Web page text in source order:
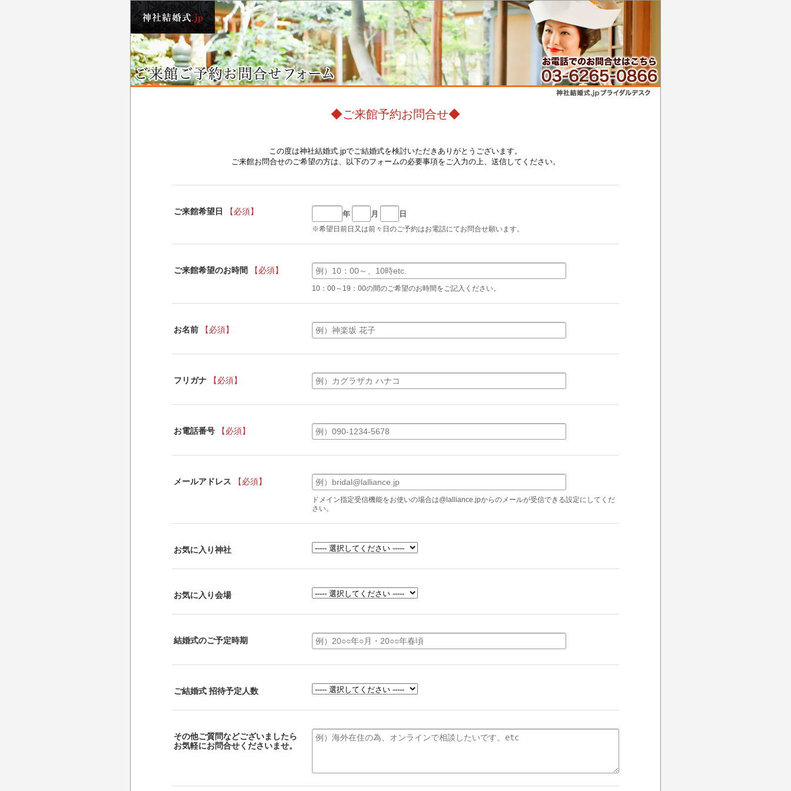
◆ご来館予約お問合せ◆
この度は神社結婚式.jpでご結婚式を検討いただきありがとうございます。
ご来館お問合せのご希望の方は、以下のフォームの必要事項をご入力の上、送信してください。
ご来館希望日 【必須】 年 月 日
※希望日前日又は前々日のご予約はお電話にてお問合せ願います。
ご来館希望のお時間 【必須】
10：00～19：00の間のご希望のお時間をご記入ください。
お名前 【必須】
フリガナ 【必須】
お電話番号 【必須】
メールアドレス 【必須】
ドメイン指定受信機能をお使いの場合は@lalliance.jpからのメールが受信できる設定にしてくだ
さい。
お気に入り神社
お気に入り会場
結婚式のご予定時期
ご結婚式 招待予定人数
その他ご質問などございましたら
お気軽にお問合せくださいませ。